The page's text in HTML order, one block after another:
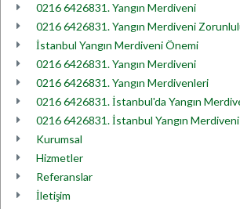
0216 6426831. Yangın Merdiveni
0216 6426831. Yangın Merdiveni
İstanbul Yangın Merdiveni Önemi
0216 6426831. Yangın Merdiveni
0216 6426831. Yangın Merdivenleri
0216 6426831. İstanbul'da Yangın
0216 6426831. İstanbul Yangın Merdiveni
Kurumsal
Hizmetler
Referanslar
İletişim